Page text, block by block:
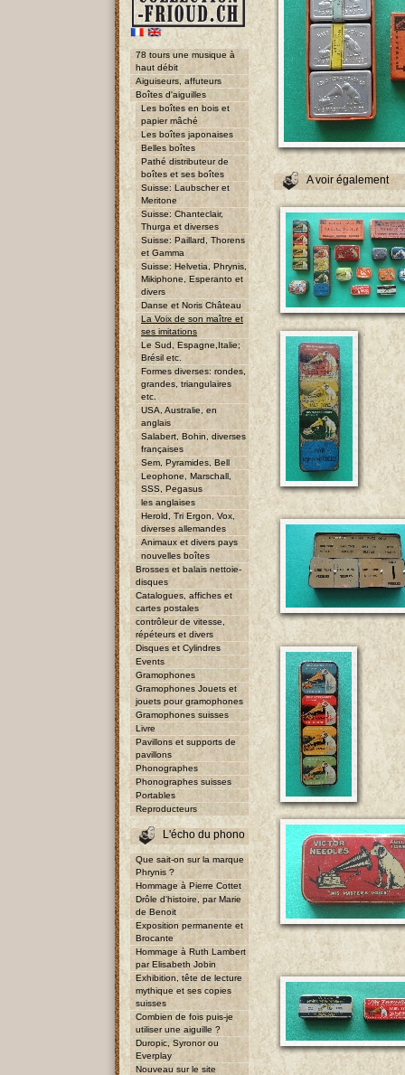
78 tours une musique à
haut débit
Aiguiseurs, affuteurs
Boîtes d'aiguilles
Les boîtes en bois et
papier mâché
Les boîtes japonaises
Belles boîtes
Pathé distributeur de
boîtes et ses boîtes
Suisse: Laubscher et
Meritone
Suisse: Chanteclair,
Thurga et diverses
Suisse: Paillard, Thorens
et Gamma
Suisse: Helvetia, Phrynis,
Mikiphone, Esperanto et
divers
Danse et Noris Château
La Voix de son maître et
ses imitations
Le Sud, Espagne,Italie;
Brésil etc.
Formes diverses: rondes,
grandes, triangulaires
etc.
USA, Australie, en
anglais
Salabert, Bohin, diverses
françaises
Sem, Pyramides, Bell
Leophone, Marschall,
SSS, Pegasus
les anglaises
Herold, Tri Ergon, Vox,
diverses allemandes
Animaux et divers pays
nouvelles boîtes
Brosses et balais nettoie-
disques
Catalogues, affiches et
cartes postales
contrôleur de vitesse,
répéteurs et divers
Disques et Cylindres
Events
Gramophones
Gramophones Jouets et
jouets pour gramophones
Gramophones suisses
Livre
Pavillons et supports de
pavillons
Phonographes
Phonographes suisses
Portables
Reproducteurs
L'écho du phono
Que sait-on sur la marque
Phrynis ?
Hommage à Pierre Cottet
Drôle d'histoire, par Marie
de Benoit
Exposition permanente et
Brocante
Hommage à Ruth Lambert
par Elisabeth Jobin
Exhibition, tête de lecture
mythique et ses copies
suisses
Combien de fois puis-je
utiliser une aiguille ?
Duropic, Syronor ou
Everplay
Nouveau sur le site
A voir également